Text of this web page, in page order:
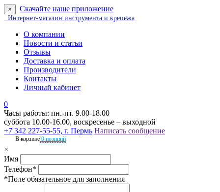
× Скачайте наше приложение
Интернет-магазин инструмента и крепежа
О компании
Новости и статьи
Отзывы
Доставка и оплата
Производители
Контакты
Личный кабинет
0
Часы работы: пн.-пт. 9.00-18.00
суббота 10.00-16.00, воскресенье – выходной
+7 342 227-55-55, г. Пермь Написать сообщение
В корзине 0 позиций
×
Имя
Телефон*
*Поле обязательное для заполнения